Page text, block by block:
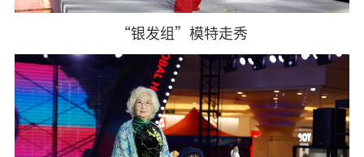
“银发组”模特走秀